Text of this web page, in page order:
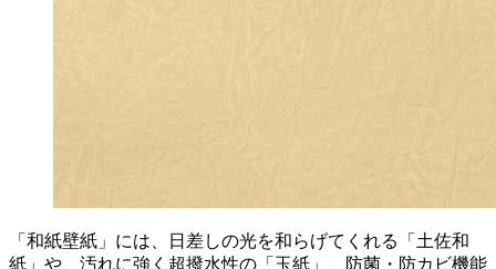
「和紙壁紙」には、日差しの光を和らげてくれる「土佐和
紙」や、汚れに強く超撥水性の「玉紙」、防菌・防カビ機能